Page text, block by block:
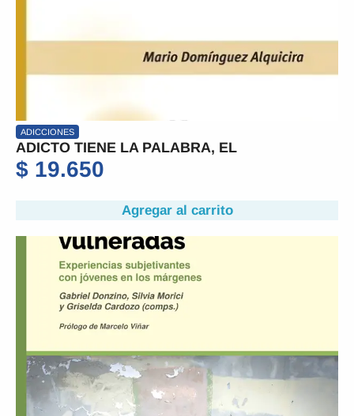
ADICCIONES
ADICTO TIENE LA PALABRA, EL
$ 19.650
Agregar al carrito